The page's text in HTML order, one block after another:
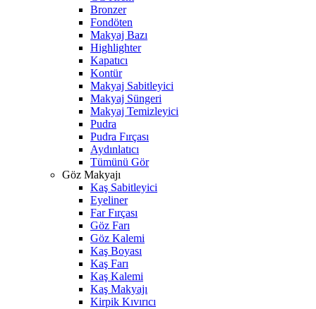
Bronzer
Fondöten
Makyaj Bazı
Highlighter
Kapatıcı
Kontür
Makyaj Sabitleyici
Makyaj Süngeri
Makyaj Temizleyici
Pudra
Pudra Fırçası
Aydınlatıcı
Tümünü Gör
Göz Makyajı
Kaş Sabitleyici
Eyeliner
Far Fırçası
Göz Farı
Göz Kalemi
Kaş Boyası
Kaş Farı
Kaş Kalemi
Kaş Makyajı
Kirpik Kıvırıcı